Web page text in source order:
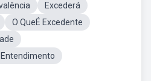
Excederá
O QueÉ Excedente
Entendimento